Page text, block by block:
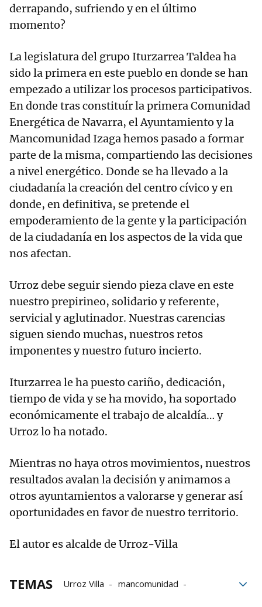
derrapando, sufriendo y en el último
momento?
La legislatura del grupo Iturzarrea Taldea ha
sido la primera en este pueblo en donde se han
empezado a utilizar los procesos participativos.
En donde tras constituír la primera Comunidad
Energética de Navarra, el Ayuntamiento y la
Mancomunidad Izaga hemos pasado a formar
parte de la misma, compartiendo las decisiones
a nivel energético. Donde se ha llevado a la
ciudadanía la creación del centro cívico y en
donde, en definitiva, se pretende el
empoderamiento de la gente y la participación
de la ciudadanía en los aspectos de la vida que
nos afectan.
Urroz debe seguir siendo pieza clave en este
nuestro prepirineo, solidario y referente,
servicial y aglutinador. Nuestras carencias
siguen siendo muchas, nuestros retos
imponentes y nuestro futuro incierto.
Iturzarrea le ha puesto cariño, dedicación,
tiempo de vida y se ha movido, ha soportado
económicamente el trabajo de alcaldía… y
Urroz lo ha notado.
Mientras no haya otros movimientos, nuestros
resultados avalan la decisión y animamos a
otros ayuntamientos a valorarse y generar así
oportunidades en favor de nuestro territorio.
El autor es alcalde de Urroz-Villa
TEMAS Urroz Villa
mancomunidad